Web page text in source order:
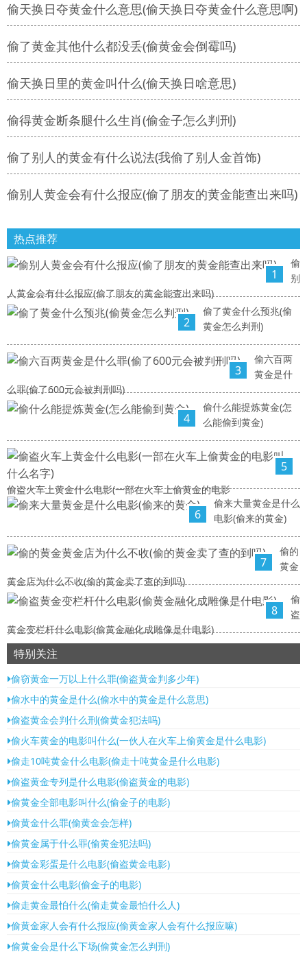
偷天换日夺黄金什么意思(偷天换日夺黄金什么意思啊)
偷了黄金其他什么都没丢(偷黄金会倒霉吗)
偷天换日里的黄金叫什么(偷天换日啥意思)
偷得黄金断条腿什么生肖(偷金子怎么判刑)
偷了别人的黄金有什么说法(我偷了别人金首饰)
偷别人黄金会有什么报应(偷了朋友的黄金能查出来吗)
热点推荐
1
偷
别
人黄金会有什么报应(偷了朋友的黄金能查出来吗)
2
偷了黄金什么预兆(偷
黄金怎么判刑)
3
偷六百两
黄金是什
么罪(偷了600元会被判刑吗)
4
偷什么能提炼黄金(怎
么能偷到黄金)
5
偷盗火车上黄金什么电影(一部在火车上偷黄金的电影
6
偷来大量黄金是什么
电影(偷来的黄金)
7
偷的
黄金
黄金店为什么不收(偷的黄金卖了查的到吗)
8
偷
盗
黄金变栏杆什么电影(偷黄金融化成雕像是什电影)
特别关注
偷窃黄金一万以上什么罪(偷盗黄金判多少年)
偷水中的黄金是什么(偷水中的黄金是什么意思)
偷盗黄金会判什么刑(偷黄金犯法吗)
偷火车黄金的电影叫什么(一伙人在火车上偷黄金是什么电影)
偷走10吨黄金什么电影(偷走十吨黄金是什么电影)
偷盗黄金专列是什么电影(偷盗黄金的电影)
偷黄金全部电影叫什么(偷金子的电影)
偷黄金什么罪(偷黄金会怎样)
偷黄金属于什么罪(偷黄金犯法吗)
偷黄金彩蛋是什么电影(偷盗黄金电影)
偷黄金什么电影(偷金子的电影)
偷走黄金最怕什么(偷走黄金最怕什么人)
偷黄金家人会有什么报应(偷黄金家人会有什么报应嘛)
偷黄金会是什么下场(偷黄金怎么判刑)